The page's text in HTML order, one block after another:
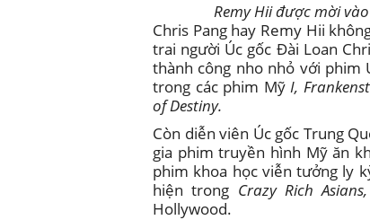
Remy Hii được mời
Chris Pang hay Remy Hii
trai người Úc gốc Đài Loan
thành công nho nhỏ với phim
trong các phim MỹI,
of Destiny.
Còn diễn viên Úc gốc Trung
gia phim truyền hình Mỹ ăn
phim khoa học viễn tưởng ly
hiện trong Crazy Rich Asians,
Hollywood.